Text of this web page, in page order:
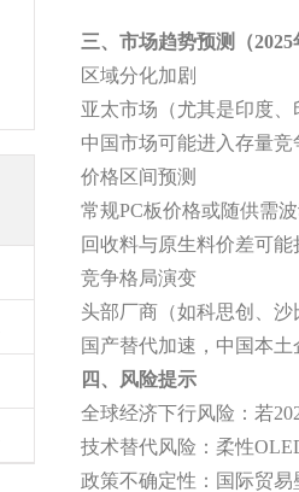
三、市场趋势预测（2025
区域分化加剧
亚太市场（尤其是印度、
中国市场可能进入存量竞
价格区间预测
常规PC板价格或随供需
回收料与原生料价差可能
竞争格局演变
头部厂商（如科思创、
国产替代加速，中国本
四、风险提示
全球经济下行风险：若
技术替代风险：柔性
政策不确定性：国际贸易